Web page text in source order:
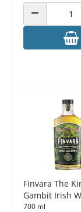
ANZAHL
Finvara The
Gambit Irish
700 ml